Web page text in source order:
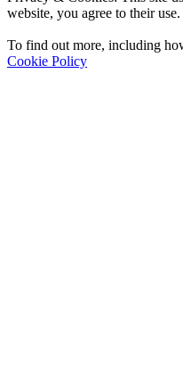
website, you agree to their use.
To find out more, including
Cookie Policy